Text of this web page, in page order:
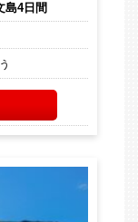
島4日間